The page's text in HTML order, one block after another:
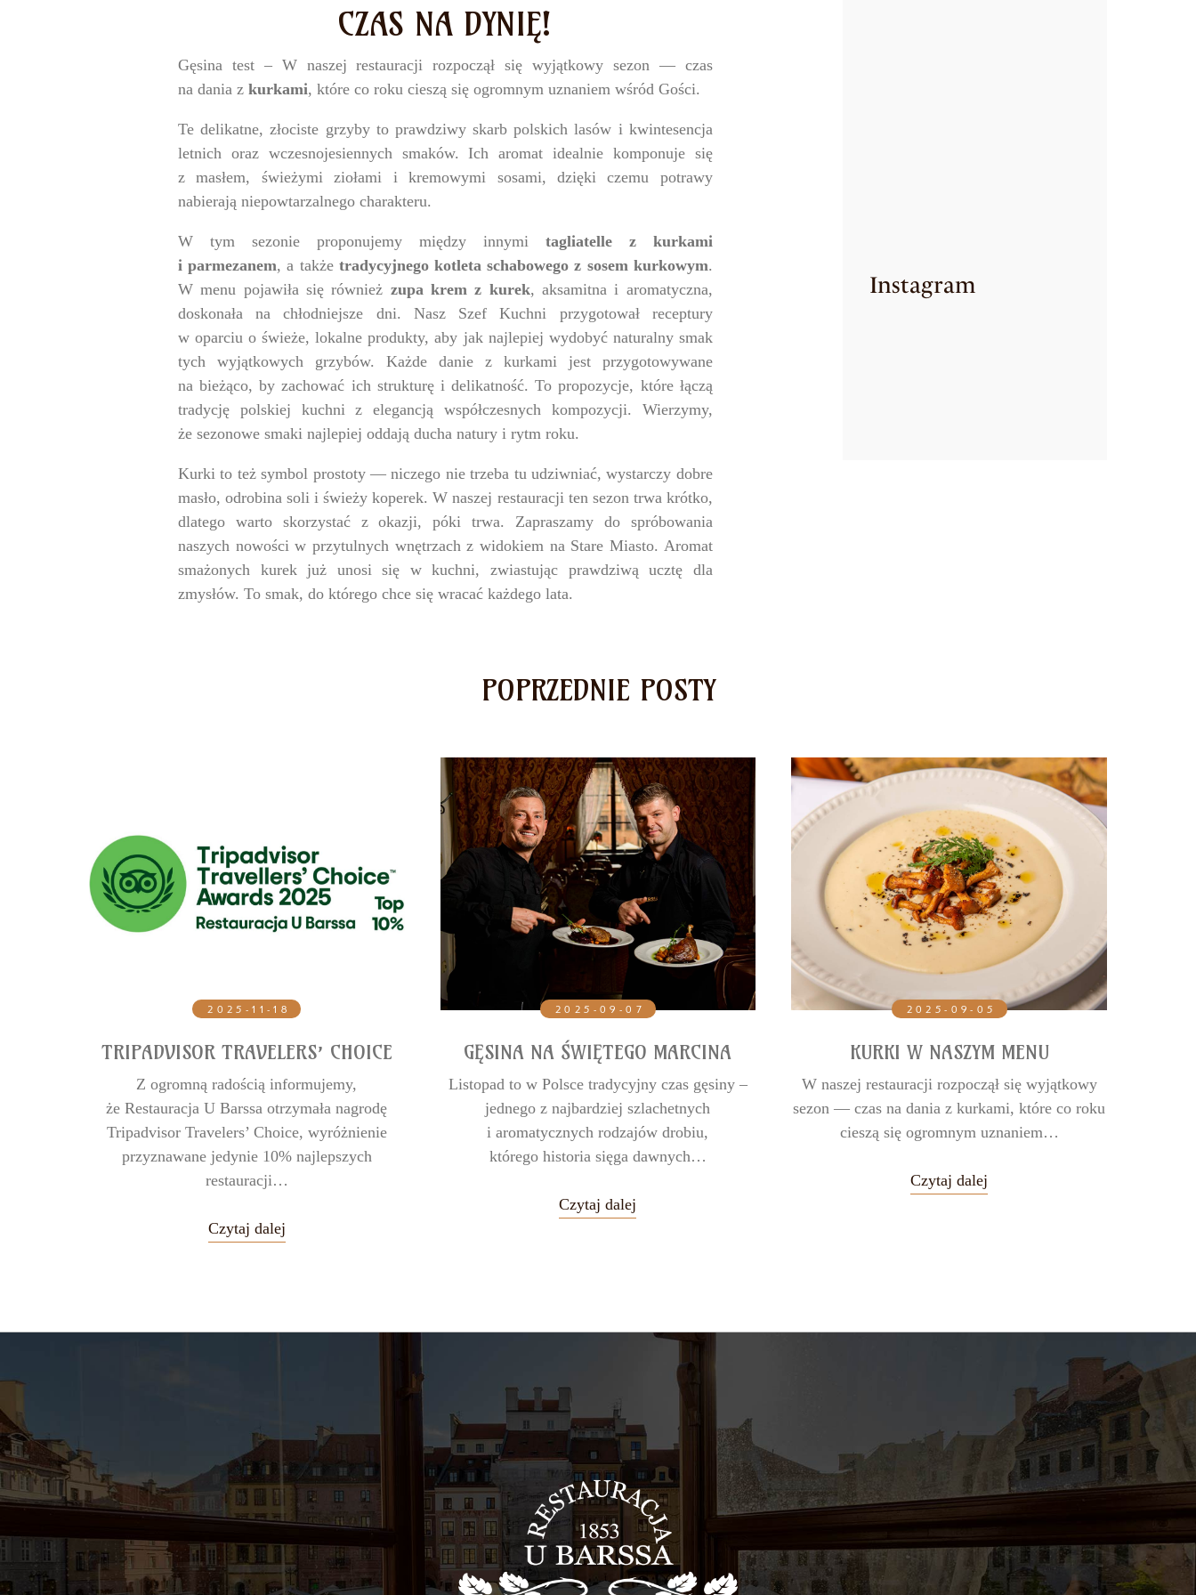
CZAS NA DYNIĘ!
Gęsina test – W naszej restauracji rozpoczął się wyjątkowy sezon — czas
na dania z kurkami, które co roku cieszą się ogromnym uznaniem wśród Gości.
Te delikatne, złociste grzyby to prawdziwy skarb polskich lasów i kwintesencja
letnich oraz wczesnojesiennych smaków. Ich aromat idealnie komponuje się
z masłem, świeżymi ziołami i kremowymi sosami, dzięki czemu potrawy
nabierają niepowtarzalnego charakteru.
W tym sezonie proponujemy między innymi tagliatelle z kurkami
i parmezanem, a także tradycyjnego kotleta schabowego z sosem kurkowym.
W menu pojawiła się również zupa krem z kurek, aksamitna i aromatyczna,
doskonała na chłodniejsze dni. Nasz Szef Kuchni przygotował receptury
w oparciu o świeże, lokalne produkty, aby jak najlepiej wydobyć naturalny smak
tych wyjątkowych grzybów. Każde danie z kurkami jest przygotowywane
na bieżąco, by zachować ich strukturę i delikatność. To propozycje, które łączą
tradycję polskiej kuchni z elegancją współczesnych kompozycji. Wierzymy,
że sezonowe smaki najlepiej oddają ducha natury i rytm roku.
Kurki to też symbol prostoty — niczego nie trzeba tu udziwniać, wystarczy dobre
masło, odrobina soli i świeży koperek. W naszej restauracji ten sezon trwa krótko,
dlatego warto skorzystać z okazji, póki trwa. Zapraszamy do spróbowania
naszych nowości w przytulnych wnętrzach z widokiem na Stare Miasto. Aromat
smażonych kurek już unosi się w kuchni, zwiastując prawdziwą ucztę dla
zmysłów. To smak, do którego chce się wracać każdego lata.
Instagram
POPRZEDNIE POSTY
2025-11-18
TRIPADVISOR TRAVELERS’ CHOICE
Z ogromną radością informujemy,
że Restauracja U Barssa otrzymała nagrodę
Tripadvisor Travelers’ Choice, wyróżnienie
przyznawane jedynie 10% najlepszych
restauracji…
Czytaj dalej
2025-09-07
GĘSINA NA ŚWIĘTEGO MARCINA
Listopad to w Polsce tradycyjny czas gęsiny –
jednego z najbardziej szlachetnych
i aromatycznych rodzajów drobiu,
którego historia sięga dawnych…
Czytaj dalej
2025-09-05
KURKI W NASZYM MENU
W naszej restauracji rozpoczął się wyjątkowy
sezon — czas na dania z kurkami, które co roku
cieszą się ogromnym uznaniem…
Czytaj dalej